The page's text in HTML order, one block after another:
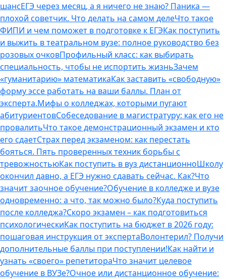
шансЕГЭ через месяц, а я ничего не знаю? Паника —
плохой советчик. Что делать на самом делеЧто такое
ФИПИ и чем поможет в подготовке к ЕГЭКак поступить
и выжить в театральном вузе: полное руководство без
розовых очковПрофильный класс: как выбирать
специальность, чтобы не испортить жизньЗачем
«гуманитарию» математикаКак заставить «свободную»
форму эссе работать на ваши баллы. План от
эксперта.Мифы о колледжах, которыми пугают
абитуриентовСобеседование в магистратуру: как его не
провалитьЧто такое демонстрационный экзамен и кто
его сдаетСтрах перед экзаменом: как перестать
бояться. Пять проверенных техник борьбы с
тревожностьюКак поступить в вуз дистанционноШколу
окончил давно, а ЕГЭ нужно сдавать сейчас. Как?Что
значит заочное обучение?Обучение в колледже и вузе
одновременно: а что, так можно было?Куда поступить
после колледжа?Скоро экзамен – как подготовиться
психологическиКак поступить на бюджет в 2026 году:
пошаговая инструкция от экспертаВолонтерил? Получи
дополнительные баллы при поступлении!Как найти и
узнать «своего» репетитораЧто значит целевое
обучение в ВУЗе?Очное или дистанционное обучение: